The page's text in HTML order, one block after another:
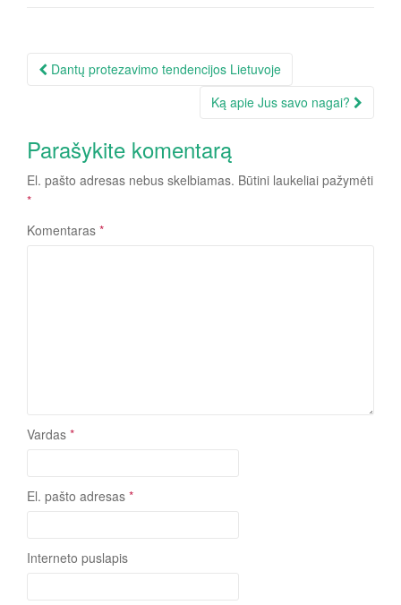
Įrašo
Dantų protezavimo tendencijos Lietuvoje
Ką apie Jus savo nagai?
Parašykite komentarą
El. pašto adresas nebus skelbiamas. Būtini laukeliai pažymėti
*
Komentaras *
Vardas *
El. pašto adresas *
Interneto puslapis